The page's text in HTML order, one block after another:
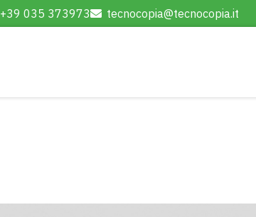
+39 035 373973 tecnocopia@tecnocopia.it